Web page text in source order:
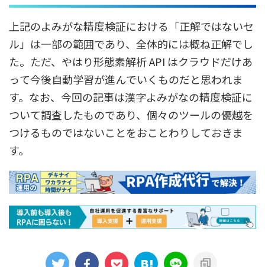
上記のよみがな精度検証における「正解ではないセ
ル」は一部の範囲であり、全体的には概ね正解でし
た。ただ、やはり形態素解析 API はクラウドだけあ
って今後自動学習が進んでいくものだと思われま
す。なお、今回の記事は漢字よみがなの精度検証に
ついて調査したものであり、個々のツールの優越を
つけるものではないことをおことわりしておきま
す。